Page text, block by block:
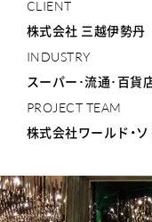
CLIENT
株式会社 三越伊勢丹
INDUSTRY
スーパー･流通･百貨
PROJECT TEAM
株式会社ワールド・